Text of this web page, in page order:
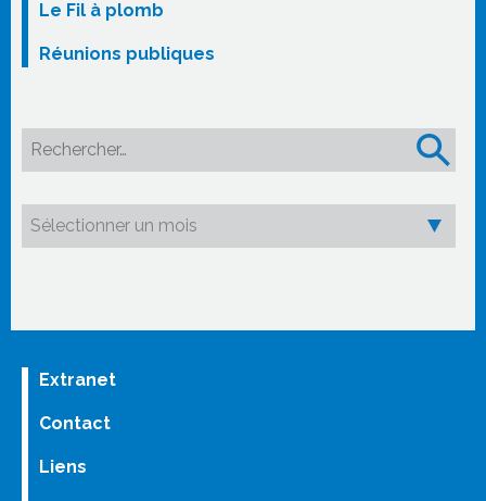
Le Fil à plomb
Réunions publiques
Rechercher :
Extranet
Contact
Liens